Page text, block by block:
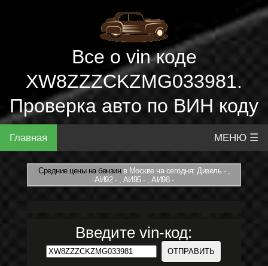
Все о vin коде
XW8ZZZCKZMG033981.
Проверка авто по ВИН коду
Главная МЕНЮ ☰
Средние цены на бензинв Москве на сегодня: Дизель - ,
АИ92 - , АИ95 - , АИ98 -
Введите vin-код: